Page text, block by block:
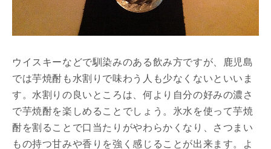
ウイスキーなどで馴染みのある飲み方ですが、鹿児島
では芋焼酎も水割りで味わう人も少なくないといいま
す。水割りの良いところは、何より自分の好みの濃さ
で芋焼酎を楽しめることでしょう。氷水を使って芋焼
酎を割ることで口当たりがやわらかくなり、さつまい
もの持つ甘みや香りを強く感じることが出来ます。よ